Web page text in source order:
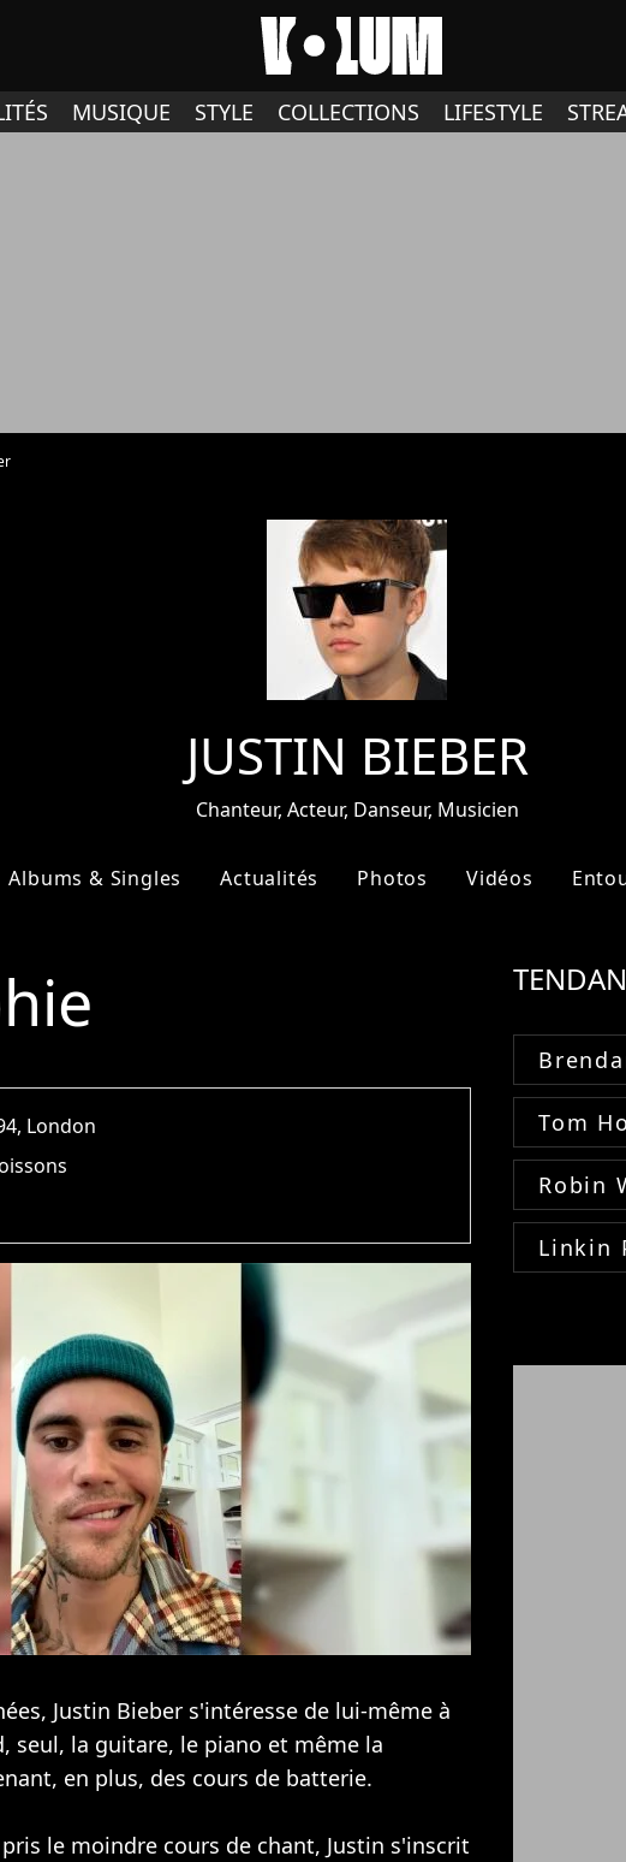
MUSIQUE STYLE COLLECTIONS LIFESTYLE
JUSTIN BIEBER
Chanteur, Acteur, Danseur, Musicien
Albums & Singles Actualités Photos Vidéos
London
Justin Bieber s'intéresse de lui-même à
seul, la guitare, le piano et même la
en plus, des cours de batterie.
le moindre cours de chant, Justin s'inscrit
Tom
Robin
Linkin